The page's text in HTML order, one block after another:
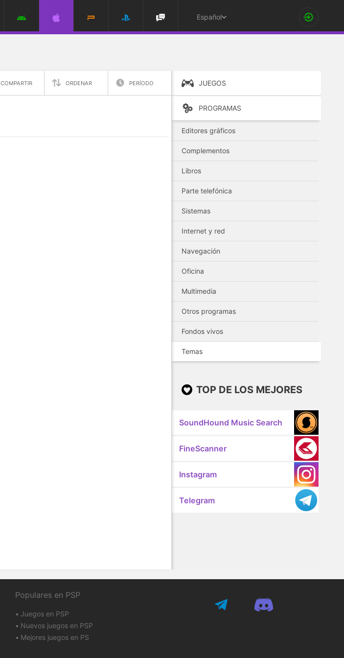
Español
COMPARTIR ORDENAR PERÍODO JUEGOS
PROGRAMAS
Editores gráficos
Complementos
Libros
Parte telefónica
Sistemas
Internet y red
Navegación
Oficina
Multimedia
Otros programas
Fondos vivos
Temas
TOP DE LOS MEJORES
SoundHound Music Search
FineScanner
Instagram
Telegram
Populares en PSP
Juegos en PSP
Nuevos juegos en PSP
Mejores juegos en PS